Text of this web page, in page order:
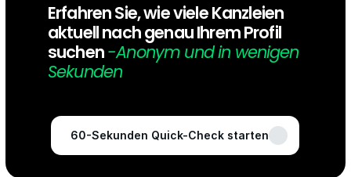
Erfahren Sie, wie viele Kanzleien
aktuell nach genau Ihrem Profil
suchen -Anonym und in wenigen
Sekunden
60-Sekunden Quick-Check starten